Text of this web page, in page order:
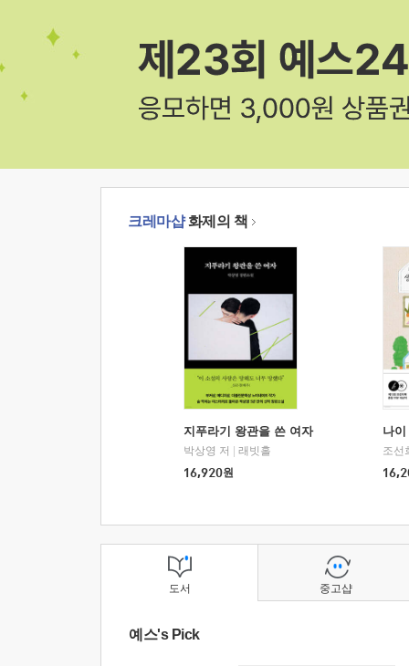
크레마샵화제의 책
지푸라기 왕관을 쓴 여자
박상영 저
래빗홀
16,920원
나
조선
도서
예스's Pick
중고샵